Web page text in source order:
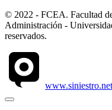
© 2022 - FCEA. Facultad
Administración -
reservados.
www.siniestro.net